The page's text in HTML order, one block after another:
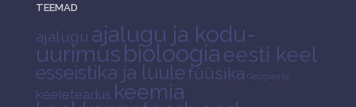
TEEMAD
ajalugu ajalugu ja kodu-
uurimusbioloogia eesti keel
esseistika ja luulefüüsika Geograafia
keeleteadus keemia